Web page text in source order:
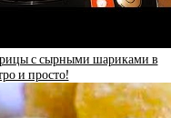
с сырными шариками в
и просто!